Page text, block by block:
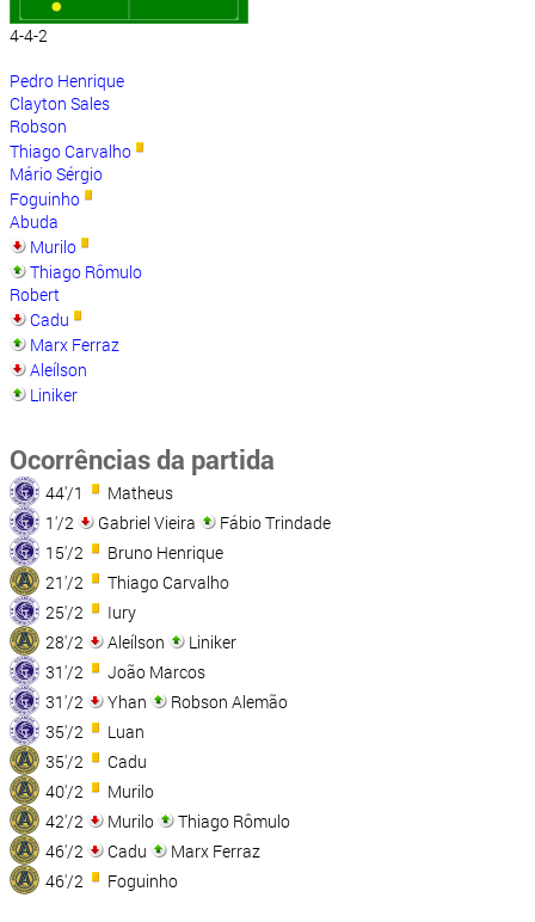
4-4-2
Pedro Henrique
Clayton Sales
Robson
Thiago Carvalho
Mário Sérgio
Foguinho
Abuda
Murilo
Thiago Rômulo
Robert
Cadu
Marx Ferraz
Aleílson
Liniker
Ocorrências da partida
44'/1
Matheus
1'/2
Gabriel Vieira
Fábio Trindade
15'/2
Bruno Henrique
21'/2
Thiago Carvalho
25'/2
Iury
28'/2
Aleílson
Liniker
31'/2
João Marcos
31'/2
Yhan
Robson Alemão
35'/2
Luan
35'/2
Cadu
40'/2
Murilo
42'/2
Murilo
Thiago Rômulo
46'/2
Cadu
Marx Ferraz
46'/2
Foguinho